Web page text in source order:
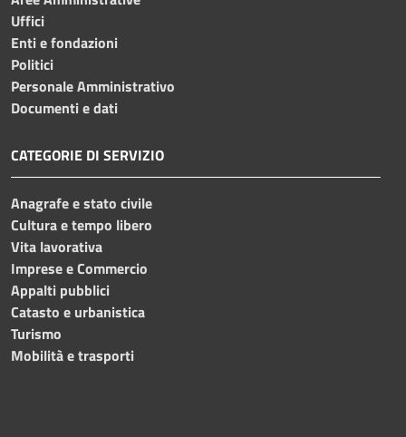
Uffici
Enti e fondazioni
Politici
Personale Amministrativo
Documenti e dati
CATEGORIE DI SERVIZIO
Anagrafe e stato civile
Cultura e tempo libero
Vita lavorativa
Imprese e Commercio
Appalti pubblici
Catasto e urbanistica
Turismo
Mobilità e trasporti